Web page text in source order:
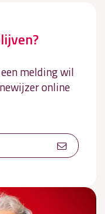
melding wil
online